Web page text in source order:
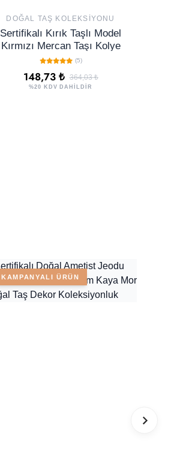
DOĞAL TAŞ KOLEKSIYONU
Sertifikalı Kırık Taşlı Model
Kırmızı Mercan Taşı Kolye
(5)
148,73 ₺ 364,03 ₺
%20 KDV DAHİLDİR
KAMPANYALI ÜRÜN